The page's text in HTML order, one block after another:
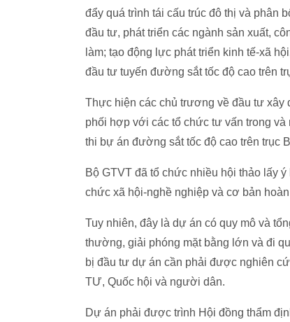
đẩy quá trình tái cấu trúc đô thị và phân
đầu tư, phát triển các ngành sản xuất,
làm; tạo động lực phát triển kinh tế-xã
đầu tư tuyến đường sắt tốc độ cao trên
Thực hiện các chủ trương về đầu tư
phối hợp với các tổ chức tư vấn trong
thi bự án đường sắt tốc độ cao trên trục
Bộ GTVT đã tổ chức nhiều hội thảo lấy
chức xã hội-nghề nghiệp và cơ bản
Tuy nhiên, đây là dự án có quy mô và
thường, giải phóng mặt bằng lớn và đi
bị đầu tư dự án cần phải được nghiên
TƯ, Quốc hội và người dân.
Dự án phải được trình Hội đồng thẩm